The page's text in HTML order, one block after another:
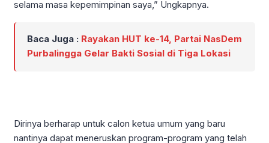
selama masa kepemimpinan saya,” Ungkapnya.
Baca Juga : Rayakan HUT ke-14, Partai NasDem
Purbalingga Gelar Bakti Sosial di Tiga Lokasi
Dirinya berharap untuk calon ketua umum yang baru
nantinya dapat meneruskan program-program yang telah